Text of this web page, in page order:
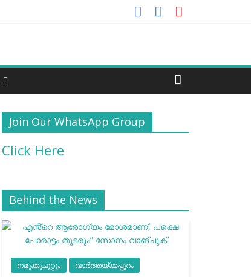
Join Our WhatsApp Group
Click Here
Behind the News
നമുക്കുചുറ്റും വാർത്തയ്ക്കപ്പുറം